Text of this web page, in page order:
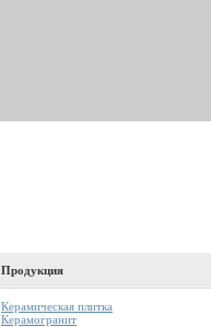
Продукция
Керамическая плитка
Керамогранит